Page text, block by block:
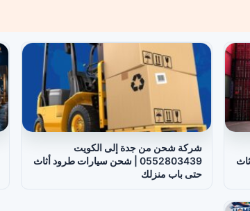
شركة شحن من جدة إلى الكويت
0552803439 | شحن سيارات طرود أثاث
حتى باب منزلك